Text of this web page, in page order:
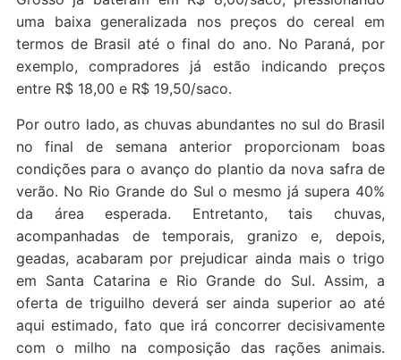
uma baixa generalizada nos preços do cereal em
termos de Brasil até o final do ano. No Paraná, por
exemplo, compradores já estão indicando preços
entre R$ 18,00 e R$ 19,50/saco.
Por outro lado, as chuvas abundantes no sul do Brasil
no final de semana anterior proporcionam boas
condições para o avanço do plantio da nova safra de
verão. No Rio Grande do Sul o mesmo já supera 40%
da área esperada. Entretanto, tais chuvas,
acompanhadas de temporais, granizo e, depois,
geadas, acabaram por prejudicar ainda mais o trigo
em Santa Catarina e Rio Grande do Sul. Assim, a
oferta de triguilho deverá ser ainda superior ao até
aqui estimado, fato que irá concorrer decisivamente
com o milho na composição das rações animais.